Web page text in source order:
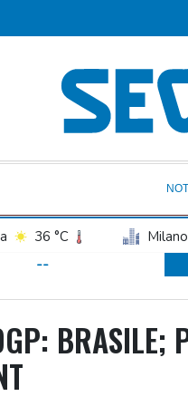
36 °C Milano
--
BRASILE;